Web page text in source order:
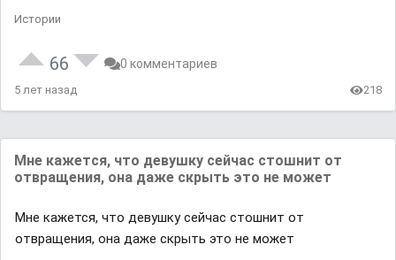
Истории
66 0 комментариев
5 лет назад 218
Мне кажется, что девушку сейчас стошнит от
отвращения, она даже скрыть это не может
Мне кажется, что девушку сейчас стошнит от
отвращения, она даже скрыть это не может